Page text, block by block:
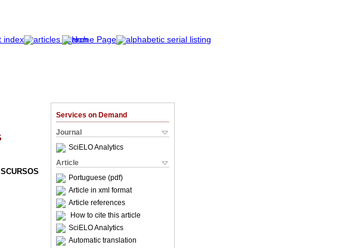
Services on Demand
Journal
SciELO Analytics
Article
Portuguese (pdf)
Article in xml format
Article references
How to cite this article
SciELO Analytics
Automatic translation